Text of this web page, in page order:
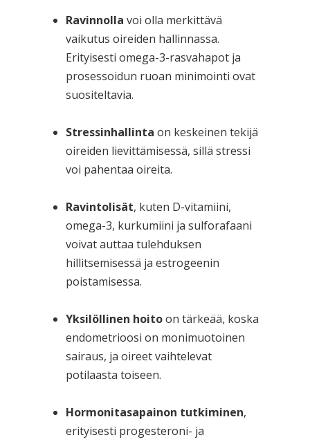
Ravinnolla voi olla merkittävä
vaikutus oireiden hallinnassa.
Erityisesti omega-3-rasvahapot ja
prosessoidun ruoan minimointi ovat
suositeltavia.
Stressinhallinta on keskeinen tekijä
oireiden lievittämisessä, sillä stressi
voi pahentaa oireita.
Ravintolisät, kuten D-vitamiini,
omega-3, kurkumiini ja sulforafaani
voivat auttaa tulehduksen
hillitsemisessä ja estrogeenin
poistamisessa.
Yksilöllinen hoitoon tärkeää, koska
endometrioosi on monimuotoinen
sairaus, ja oireet vaihtelevat
potilaasta toiseen.
Hormonitasapainon tutkiminen,
erityisesti progesteroni- ja